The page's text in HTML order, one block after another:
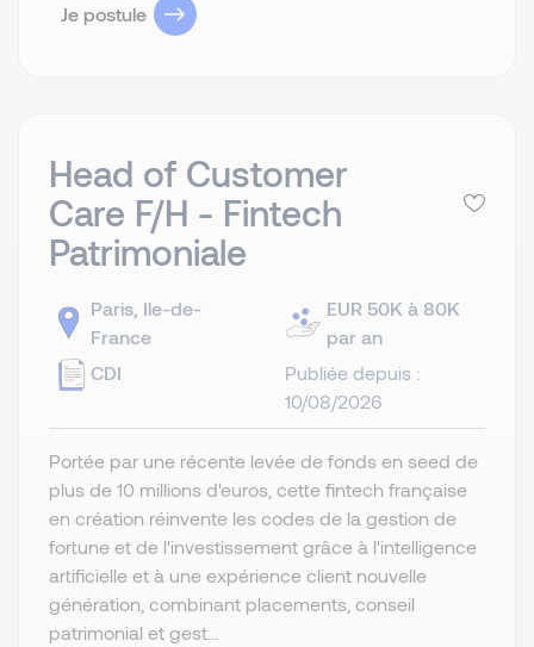
Je postule
Head of Customer
Care F/H - Fintech
Patrimoniale
Paris, Ile-de-
France
CDI
EUR 50K à 80K
par an
Publiée depuis :
10/08/2026
Portée par une récente levée de fonds en seed de
plus de 10 millions d'euros, cette fintech française
en création réinvente les codes de la gestion de
fortune et de l'investissement grâce à l'intelligence
artificielle et à une expérience client nouvelle
génération, combinant placements, conseil
patrimonial et gest...